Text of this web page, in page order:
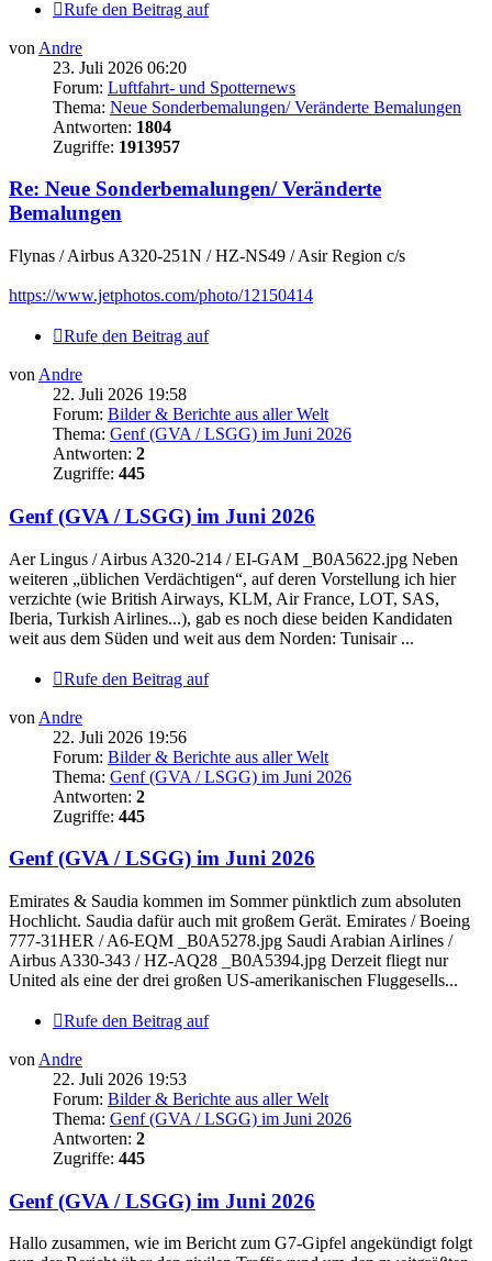
Rufe den Beitrag auf
von Andre
23. Juli 2026 06:20
Forum: Luftfahrt- und Spotternews
Thema: Neue Sonderbemalungen/ Veränderte Bemalungen
Antworten: 1804
Zugriffe: 1913957
Re: Neue Sonderbemalungen/ Veränderte
Bemalungen
Flynas / Airbus A320-251N / HZ-NS49 / Asir Region c/s
https://www.jetphotos.com/photo/12150414
Rufe den Beitrag auf
von Andre
22. Juli 2026 19:58
Forum: Bilder & Berichte aus aller Welt
Thema: Genf (GVA / LSGG) im Juni 2026
Antworten: 2
Zugriffe: 445
Genf (GVA / LSGG) im Juni 2026
Aer Lingus / Airbus A320-214 / EI-GAM _B0A5622.jpg Neben
weiteren „üblichen Verdächtigen“, auf deren Vorstellung ich hier
verzichte (wie British Airways, KLM, Air France, LOT, SAS,
Iberia, Turkish Airlines...), gab es noch diese beiden Kandidaten
weit aus dem Süden und weit aus dem Norden: Tunisair ...
Rufe den Beitrag auf
von Andre
22. Juli 2026 19:56
Forum: Bilder & Berichte aus aller Welt
Thema: Genf (GVA / LSGG) im Juni 2026
Antworten: 2
Zugriffe: 445
Genf (GVA / LSGG) im Juni 2026
Emirates & Saudia kommen im Sommer pünktlich zum absoluten
Hochlicht. Saudia dafür auch mit großem Gerät. Emirates / Boeing
777-31HER / A6-EQM _B0A5278.jpg Saudi Arabian Airlines /
Airbus A330-343 / HZ-AQ28 _B0A5394.jpg Derzeit fliegt nur
United als eine der drei großen US-amerikanischen Fluggesells...
Rufe den Beitrag auf
von Andre
22. Juli 2026 19:53
Forum: Bilder & Berichte aus aller Welt
Thema: Genf (GVA / LSGG) im Juni 2026
Antworten: 2
Zugriffe: 445
Genf (GVA / LSGG) im Juni 2026
Hallo zusammen, wie im Bericht zum G7-Gipfel angekündigt folgt